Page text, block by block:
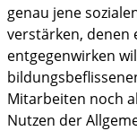
genau jene
verstärken, denen
entgegenwirken
Mitarbeiten noch
Nutzen der